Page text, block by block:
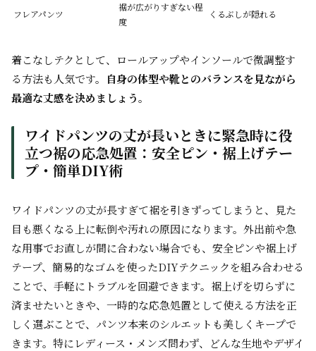
フレアパンツ
裾が広がりすぎない程
度
くるぶしが隠れる
着こなしテクとして、ロールアップやインソールで微調整す
る方法も人気です。
自身の体型や靴とのバランスを見ながら
最適な丈感を決めましょう。
ワイドパンツの丈が長いときに緊急時に役
立つ裾の応急処置：安全ピン・裾上げテー
プ・簡単DIY術
ワイドパンツの丈が長すぎて裾を引きずってしまうと、見た
目も悪くなる上に転倒や汚れの原因になります。外出前や急
な用事でお直しが間に合わない場合でも、安全ピンや裾上げ
テープ、簡易的なゴムを使ったDIYテクニックを組み合わせる
ことで、手軽にトラブルを回避できます。裾上げを切らずに
済ませたいときや、一時的な応急処置として使える方法を正
しく選ぶことで、パンツ本来のシルエットも美しくキープで
きます。特にレディース・メンズ問わず、どんな生地やデザイ